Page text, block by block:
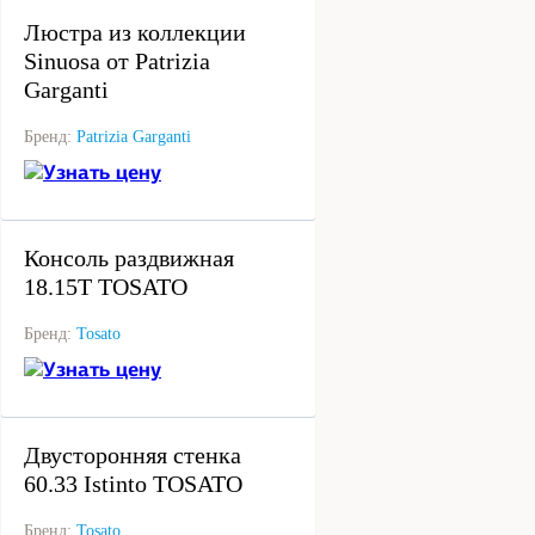
Люстра из коллекции
Sinuosa от Patrizia
Garganti
Бренд: Patrizia Garganti
Узнать цену
Консоль раздвижная
18.15Т TOSATO
Бренд: Tosato
Узнать цену
Двусторонняя стенка
60.33 Istinto TOSATO
Бренд: Tosato